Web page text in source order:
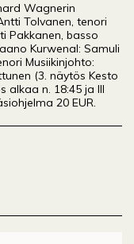
Wagnerin
Tolvanen, tenori
Pakkanen, basso
Kurwenal: Samuli
Musiikinjohto:
(3. näytös Kesto
alkaa n. 18:45 ja III
20 EUR.